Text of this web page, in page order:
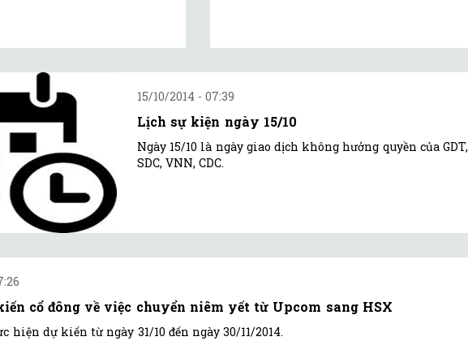
15/10/2014 - 07:39
Lịch sự kiện ngày 15/10
Ngày 15/10 là ngày giao dịch không hưởng quyền của GDT,
SDC, VNN, CDC.
cổ đông về việc chuyển niêm yết từ Upcom sang HSX
hiện dự kiến từ ngày 31/10 đến ngày 30/11/2014.